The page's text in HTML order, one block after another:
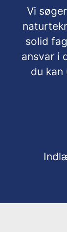
Vi
solid
ansvar i
du